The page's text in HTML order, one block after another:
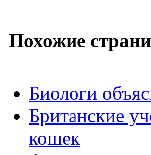
Похожие
Биологи
Британские
кошек